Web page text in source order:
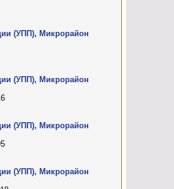
(УПП), Микрорайон
(УПП), Микрорайон
(УПП), Микрорайон
(УПП), Микрорайон